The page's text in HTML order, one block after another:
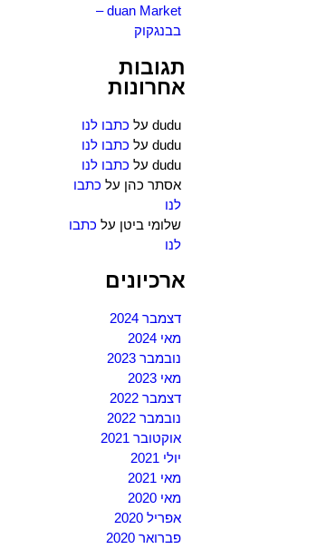
duan Market –
בבנגקוק
תגובות
אחרונות
dudu על כתבו לנו
dudu על כתבו לנו
dudu על כתבו לנו
אסתר כהן על כתבו
לנו
שלומי ביטן על כתבו
לנו
ארכיונים
דצמבר 2024
מאי 2024
נובמבר 2023
מאי 2023
דצמבר 2022
נובמבר 2022
אוקטובר 2021
יולי 2021
מאי 2021
מאי 2020
אפריל 2020
פברואר 2020